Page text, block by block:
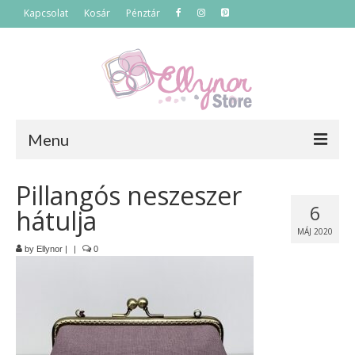
Kapcsolat Kosár Pénztár
Menu
Főoldal
Termékek
Szettek
Táskák
Neszeszerek
6
MÁJ 2020
Pillangós neszeszer
hátulja
by Ellynor | | 0